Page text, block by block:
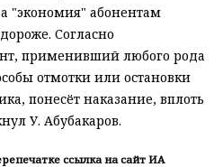
"экономия" абонентам
Согласно
применивший любого рода
отмотки или остановки
понесёт наказание, вплоть
У. Абубакаров.
ссылка на сайт ИА